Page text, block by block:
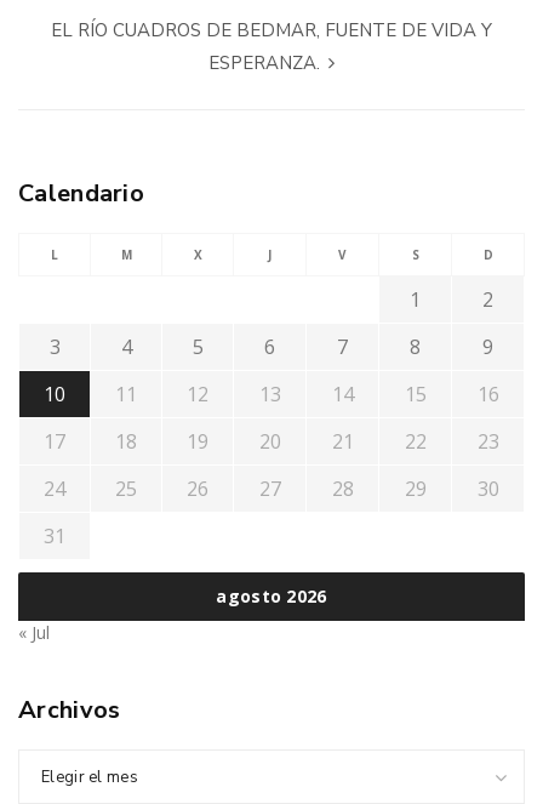
EL RÍO CUADROS DE BEDMAR, FUENTE DE VIDA Y
ESPERANZA.
Calendario
agosto 2026
L M X J V S D
1
2
3
4 5 6 7 8
9
10
11 12 13 14 15
16
17
18 19 20 21 22
23
24
25 26 27 28 29
30
31
« Jul
Archivos
Elegir el mes